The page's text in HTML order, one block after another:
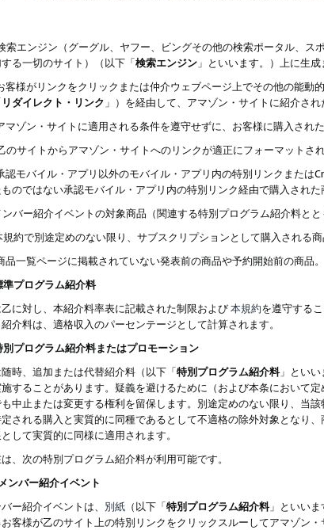
索エンジン（グーグル、ヤフー、ビングその他の検索ポータル、
る一切のサイト）（以下「検索エンジン 」といいます。）上に生
客様がリンクをクリックまたは仲介ウェブページ上でその他の能
リダイレクト・リンク 」）を経由して、アマゾン・サイトに紹介され
マゾン・サイトに適用される条件を遵守せずに、お客様に購入された
のサイトからアマゾン・サイトへのリンクが適正にフォーマットさ
認モバイル・アプリ以外のモバイル・アプリ内の特別リンクまた
のではない承認モバイル・アプリ内の特別リンク経由で購入された
ンバー紹介イベントの対象商品（関連する特別プログラム紹介料と
規約で別途定めのない限り、サブスクリプションとして購入される
品一覧ページに掲載されていない発表前の商品や予約開始前の商品。
準プログラム紹介料
に対し、本紹介料率表に記載された制限および本規約を遵守する
介料は、適格収入のパーセンテージとして計算されます。
別プログラム紹介料またはプロモーション
時、追加または代替紹介料（以下「特別プログラム紹介料」といい
施することがあります。疑義を避けるために（および本条において
中止または変更する権利を留保します。別途定めのない限り、当
される購入と実質的に同種であるとして不適格の除外対象となり
して実質的に同様に適用されます。
、次の特別プログラム紹介料が利用可能です。
ンバー紹介イベント
バー紹介イベントは、 別紙 （以下「特別プログラム紹介料」といいま
お客様が乙のサイト上の特別リンクをクリックスルーしてアマゾン